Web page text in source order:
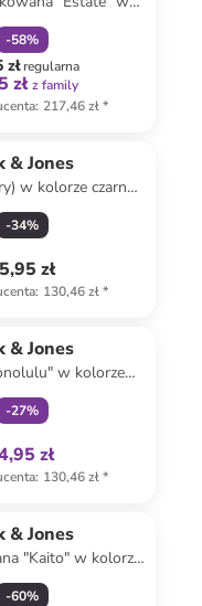
szarym
-58%
złregularna
zł z family
: 217,46 zł*
& Jones
w kolorze czarno-
błękitnym
-34%
zł
: 130,46 zł*
& Jones
w kolorze
granatowym
-27%
zł
: 130,46 zł*
& Jones
"Kaito" w kolorze
khaki
-60%